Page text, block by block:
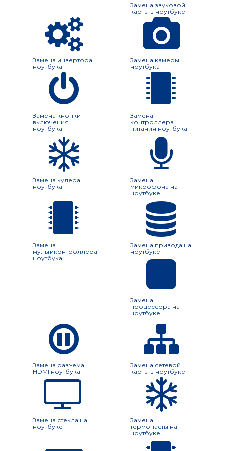
Замена звуковой
карты в ноутбуке
Замена инвертора
ноутбука
Замена камеры
ноутбука
Замена кнопки
включения
ноутбука
Замена
контроллера
питания ноутбука
Замена кулера
ноутбука
Замена
микрофона на
ноутбуке
Замена
мультиконтроллера
ноутбука
Замена привода на
ноутбуке
Замена
процессора на
ноутбуке
Замена разъема
HDMI ноутбука
Замена сетевой
карты в ноутбуке
Замена стекла на
ноутбуке
Замена
термопасты на
ноутбуке